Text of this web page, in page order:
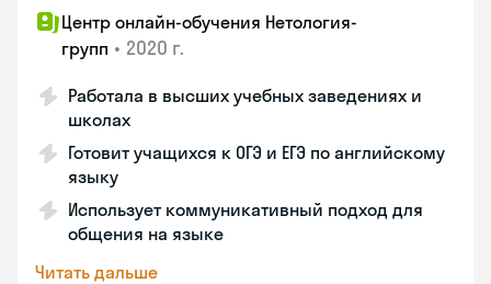
Центр онлайн-обучения Нетология-
групп • 2020 г.
Работала в высших учебных заведениях и
школах
Готовит учащихся к ОГЭ и ЕГЭ по английскому
языку
Использует коммуникативный подход для
общения на языке
Читать дальше